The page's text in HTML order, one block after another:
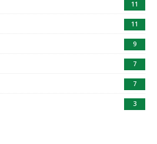
11
11
9
7
7
3